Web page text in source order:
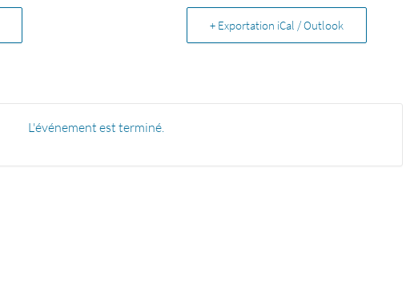
+ Exportation iCal / Outlook
L'événement est terminé.